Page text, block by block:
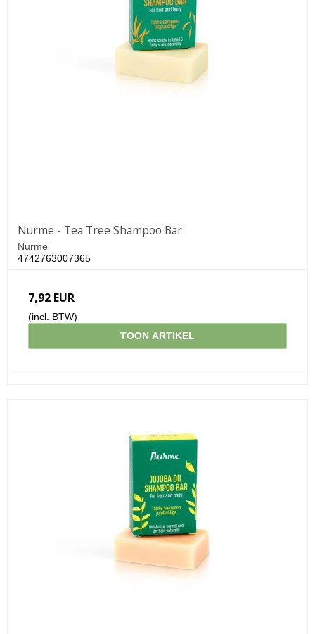
Nurme - Tea Tree Shampoo Bar
Nurme
4742763007365
7,92 EUR
(incl. BTW)
TOON ARTIKEL